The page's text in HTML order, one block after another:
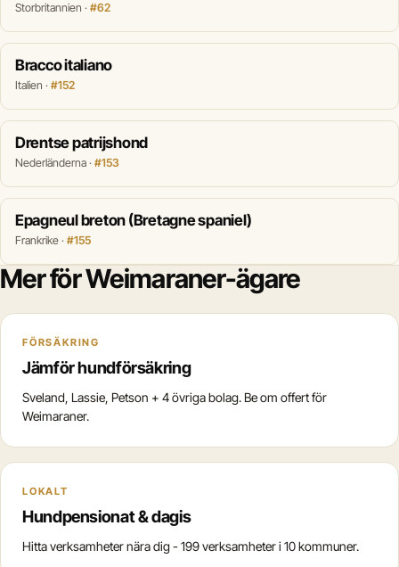
Storbritannien · #62
Bracco italiano
Italien · #152
Drentse patrijshond
Nederländerna · #153
Epagneul breton (Bretagne spaniel)
Frankrike · #155
Mer för Weimaraner-ägare
FÖRSÄKRING
Jämför hundförsäkring
Sveland, Lassie, Petson + 4 övriga bolag. Be om offert för
Weimaraner.
LOKALT
Hundpensionat & dagis
Hitta verksamheter nära dig - 199 verksamheter i 10 kommuner.